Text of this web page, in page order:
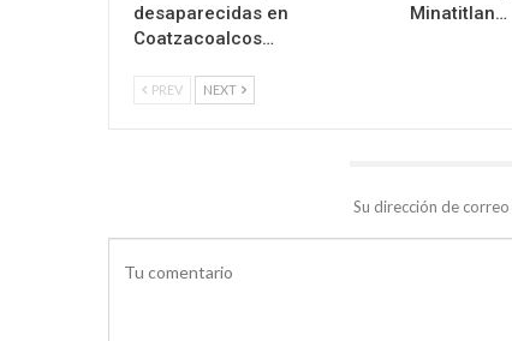
desaparecidas en
Coatzacoalcos…
Minatitlan…
PREV NEXT
Su dirección de